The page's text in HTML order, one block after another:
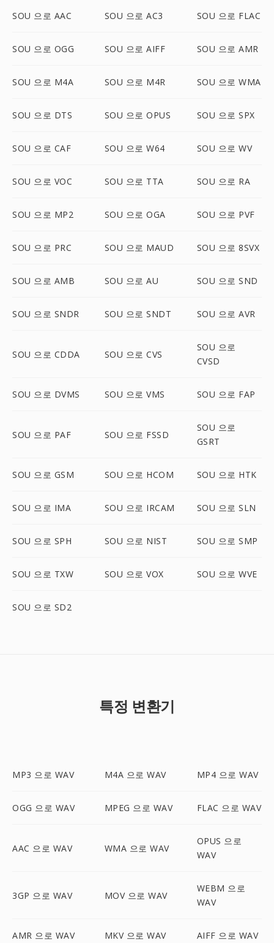
SOU 으로 AAC SOU 으로 AC3 SOU 으로 FLAC
SOU 으로 OGG SOU 으로 AIFF SOU 으로 AMR
SOU 으로 M4A SOU 으로 M4R SOU 으로 WMA
SOU 으로 DTS SOU 으로 OPUS SOU 으로 SPX
SOU 으로 CAF SOU 으로 W64 SOU 으로 WV
SOU 으로 VOC SOU 으로 TTA SOU 으로 RA
SOU 으로 MP2 SOU 으로 OGA SOU 으로 PVF
SOU 으로 PRC SOU 으로 MAUD SOU 으로 8SVX
SOU 으로 AMB SOU 으로 AU SOU 으로 SND
SOU 으로 SNDR SOU 으로 SNDT SOU 으로 AVR
SOU 으로 CDDA SOU 으로 CVS
SOU 으로
CVSD
SOU 으로 DVMS SOU 으로 VMS SOU 으로 FAP
SOU 으로 PAF SOU 으로 FSSD
SOU 으로
GSRT
SOU 으로 GSM SOU 으로 HCOM SOU 으로 HTK
SOU 으로 IMA SOU 으로 IRCAM SOU 으로 SLN
SOU 으로 SPH SOU 으로 NIST SOU 으로 SMP
SOU 으로 TXW SOU 으로 VOX SOU 으로 WVE
SOU 으로 SD2
특정 변환기
MP3 으로 WAV M4A 으로 WAV MP4 으로 WAV
OGG 으로 WAV MPEG 으로 WAV FLAC 으로 WAV
AAC 으로 WAV WMA 으로 WAV
OPUS 으로
WAV
3GP 으로 WAV MOV 으로 WAV
WEBM 으로
WAV
AMR 으로 WAV MKV 으로 WAV AIFF 으로 WAV